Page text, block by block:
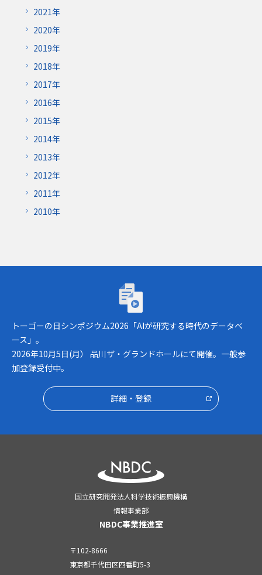
2021年
2020年
2019年
2018年
2017年
2016年
2015年
2014年
2013年
2012年
2011年
2010年
トーゴーの日シンポジウム2026「AIが研究
トーゴーの日シンポジウム2026「AIが研究する時代のデータベ
ース」。
2026年10月5日(月） 品川ザ・グランドホールにて開催。一般参
加登録受付中。
詳細・登録
国立研究開発法人科学技術振興機構
情報事業部
NBDC事業推進室
〒102-8666
東京都千代田区四番町5-3